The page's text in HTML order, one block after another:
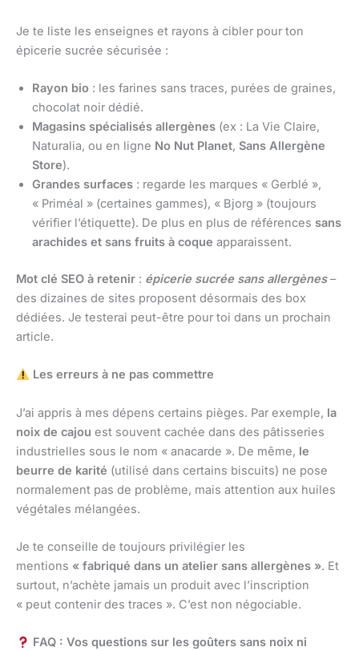
Je te liste les enseignes et rayons à cibler pour ton
épicerie sucrée sécurisée :
Rayon bio : les farines sans traces, purées de graines,
chocolat noir dédié.
Magasins spécialisés allergènes (ex : La Vie Claire,
Naturalia, ou en ligne No Nut Planet, Sans Allergène
Store).
Grandes surfaces : regarde les marques « Gerblé »,
« Priméal » (certaines gammes), « Bjorg » (toujours
vérifier l’étiquette). De plus en plus de références sans
arachides et sans fruits à coque apparaissent.
Mot clé SEO à retenir : épicerie sucrée sans allergènes–
des dizaines de sites proposent désormais des box
dédiées. Je testerai peut-être pour toi dans un prochain
article.
Les erreurs à ne pas commettre
J’ai appris à mes dépens certains pièges. Par exemple, la
noix de cajou est souvent cachée dans des pâtisseries
industrielles sous le nom « anacarde ». De même, le
beurre de karité (utilisé dans certains biscuits) ne pose
normalement pas de problème, mais attention aux huiles
végétales mélangées.
Je te conseille de toujours privilégier les
mentions « fabriqué dans un atelier sans allergènes ». Et
surtout, n’achète jamais un produit avec l’inscription
« peut contenir des traces ». C’est non négociable.
FAQ : Vos questions sur les goûters sans noix ni